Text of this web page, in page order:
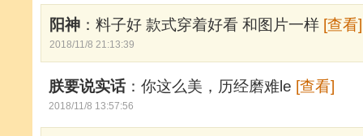
阳神 ：料子好 款式穿着好看 和图片一样 [查看]
2018/11/8 21:13:39
朕要说实话：你这么美，历经磨难le [查看]
2018/11/8 13:57:56